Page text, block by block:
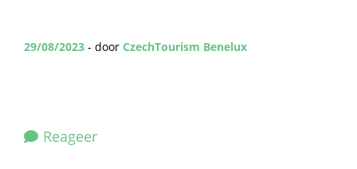
29/08/2023 - door CzechTourism Benelux
Reageer